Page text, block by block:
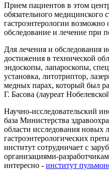
Прием пациентов в этом
обязательного медицинского
гастроэнтерологии возможно
обследование и лечение при
Для лечения и обследования
достижения в технической
эндоскопы, лапароскопы,
установка, литотриптор,
медных парах, который был
Г. Басова (лауреат
Научно-исследовательский
база Министерства
области исследования новых
гастроэнтерологических
институт сотрудничает с
организациями-
интересно - институт